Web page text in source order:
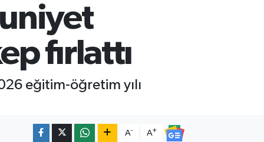
%0
fırlattı
eğitim-öğretim yılı
A- A+